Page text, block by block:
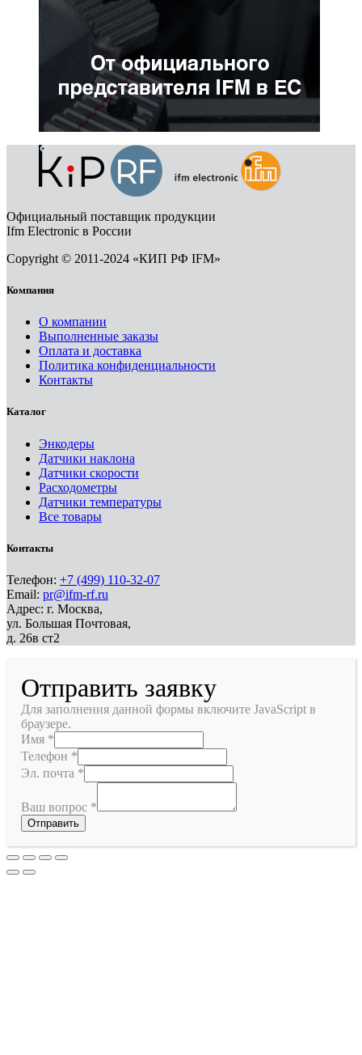
Официальный поставщик продукции
Ifm Electronic в России
Copyright © 2011-2024 «КИП РФ IFM»
Компания
О компании
Выполненные заказы
Оплата и доставка
Политика конфиденциальности
Контакты
Каталог
Энкодеры
Датчики наклона
Датчики скорости
Расходометры
Датчики температуры
Все товары
Контакты
Телефон: +7 (499) 110-32-07
Email: pr@ifm-rf.ru
Адрес: г. Москва,
ул. Большая Почтовая,
д. 26в ст2
Отправить заявку
Для заполнения данной формы включите JavaScript в
браузере.
Имя *
Телефон *
Эл. почта *
Ваш вопрос *
Отправить